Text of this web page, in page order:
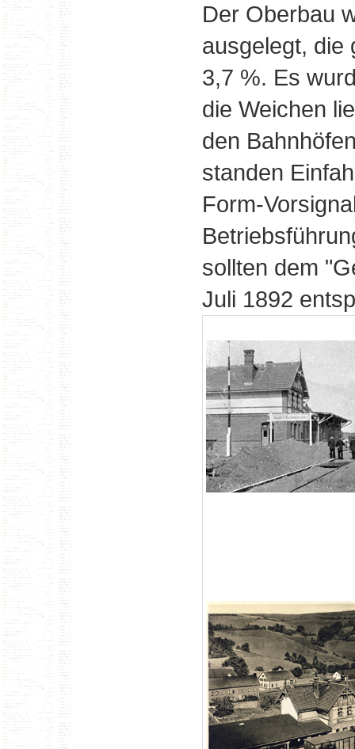
Der Oberbau
ausgelegt, die
3,7 %. Es
die Weichen
den
standen
Form-
sollten dem
Juli 1892